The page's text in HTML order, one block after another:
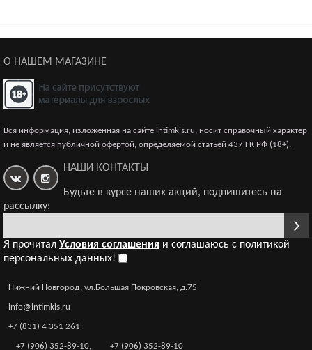
950р.
Чулки на кружевной резинке (с силик. полосками)
красные-XXXL
950р.
Чулки на кружевной резинке (с силик. полосками)
950р.
О НАШЕМ МАГАЗИНЕ
Вся информация, изложенная на сайте intimkis.ru, носит справочный характер
и не является публичной офертой, определяемой статьёй 437 ГК РФ (18+).
НАШИ КОНТАКТЫ
Будьте в курсе наших акций, подпишитесь на
рассылку:
Я прочитал Условия соглашения и соглашаюсь с политикой
персональных данных!
Нижний Новгород, ул.Большая Покровская, д.75
info@intimkis.ru
+7 (831) 4 351 261
+7 (906) 352-89-10, +7 (906) 352-89-10